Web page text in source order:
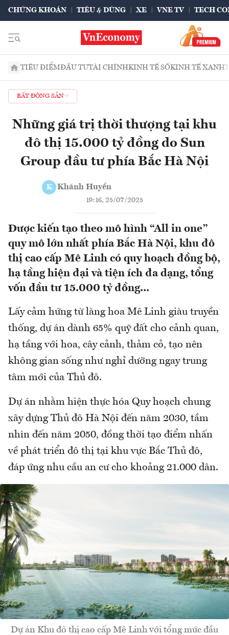
CHỨNG KHOÁN TIÊU & DÙNG XE VNE TV TECH
TIÊU ĐIỂMĐẦU TƯTÀI CHÍNHKINH TẾ SỐKINH TẾ XANH
BẤT ĐỘNG SẢN
Những giá trị thời thượng tại khu
đô thị 15.000 tỷ đồng do Sun
Group đầu tư phía Bắc Hà Nội
K Khánh Huyền
19:16, 25/07/2025
Được kiến tạo theo mô hình “All in one”
quy mô lớn nhất phía Bắc Hà Nội, khu đô
thị cao cấp Mê Linh có quy hoạch đồng bộ,
hạ tầng hiện đại và tiện ích đa dạng, tổng
vốn đầu tư 15.000 tỷ đồng...
Lấy cảm hứng từ làng hoa Mê Linh giàu truyền
thống, dự án dành 65% quỹ đất cho cảnh quan,
hạ tầng với hoa, cây cảnh, thảm cỏ, tạo nên
không gian sống như nghỉ dưỡng ngay trung
tâm mới của Thủ đô.
Dự án nhằm hiện thực hóa Quy hoạch chung
xây dựng Thủ đô Hà Nội đến năm 2030, tầm
nhìn đến năm 2050, đồng thời tạo điểm nhấn
về phát triển đô thị tại khu vực Bắc Thủ đô,
đáp ứng nhu cầu an cư cho khoảng 21.000 dân.
Dự án Khu đô thị cao cấp Mê Linh với tổng mức đầu